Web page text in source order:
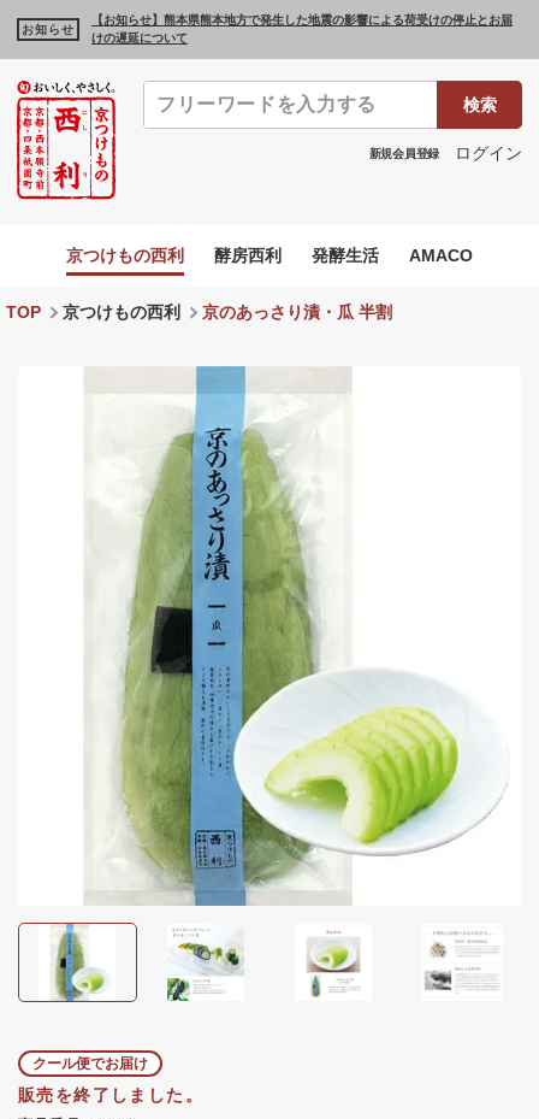
お知らせ
【お知らせ】熊本県熊本地方で発生した地震の影響による荷受けの停止とお届
けの遅延について
検索
新規会員登録 ログイン
京つけもの西利 酵房西利 発酵生活 AMACO
TOP 京つけもの西利 京のあっさり漬・瓜 半割
クール便でお届け
販売を終了しました。